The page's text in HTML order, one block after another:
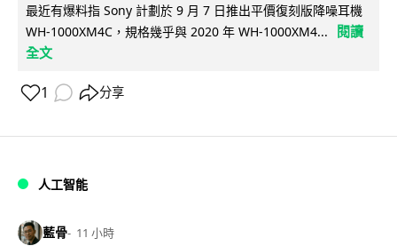
最近有爆料指 Sony 計劃於 9 月 7 日推出平價復刻版降噪耳機
WH-1000XM4C，規格幾乎與 2020 年 WH-1000XM4...
閱讀
全文
1 分享
人工智能
藍骨 11 小時